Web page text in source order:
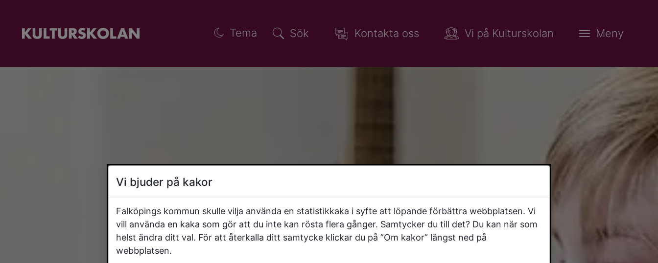
Tema Sök Kontakta oss Vi på Kulturskolan Meny
Vi bjuder på kakor
Falköpings kommun skulle vilja använda en statistikkaka i syfte att löpande förbättra webbplatsen. Vi
vill använda en kaka som gör att du inte kan rösta flera gånger. Samtycker du till det? Du kan när som
helst ändra ditt val. För att återkalla ditt samtycke klickar du på ”Om kakor” längst ned på
webbplatsen.